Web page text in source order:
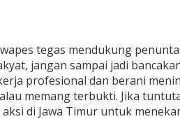
tegas mendukung
jangan sampai jadi
profesional dan berani
memang terbukti. Jika
di Jawa Timur untuk